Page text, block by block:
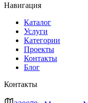
Навигация
Каталог
Услуги
Категории
Проекты
Контакты
Блог
Контакты